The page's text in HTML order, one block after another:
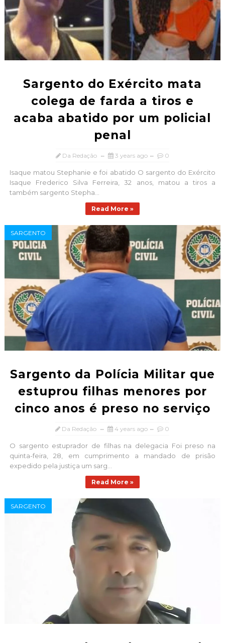
Sargento do Exército mata
colega de farda a tiros e
acaba abatido por um policial
penal
Da Redação 3 years ago 0
Isaque matou Stephanie e foi abatido O sargento do Exército
Isaque Frederico Silva Ferreira, 32 anos, matou a tiros a
também sargento Stepha...
Read More »
SARGENTO
Sargento da Polícia Militar que
estuprou filhas menores por
cinco anos é preso no serviço
Da Redação 4 years ago 0
O sargento estuprador de filhas na delegacia Foi preso na
quinta-feira, 28, em cumprimento a mandado de prisão
expedido pela justiça um sarg...
Read More »
SARGENTO